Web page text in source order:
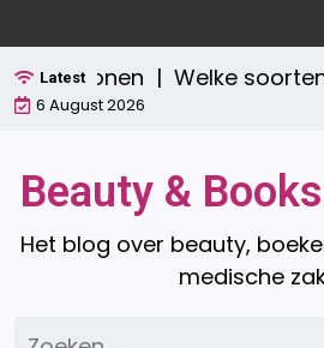
naar
de
inhoud
Latest
wonen |Welke soorten
6 August 2026
Beauty &
Het blog over beauty,
medische
Zoeken